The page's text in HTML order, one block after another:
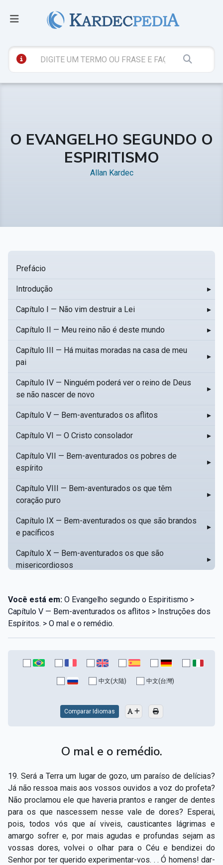
O EVANGELHO SEGUNDO O
ESPIRITISMO
Allan Kardec
Prefácio
Introdução ▸
Capítulo I — Não vim destruir a Lei ▸
Capítulo II — Meu reino não é deste mundo ▸
Capítulo III — Há muitas moradas na casa de meu
pai
▸
Capítulo IV — Ninguém poderá ver o reino de Deus
se não nascer de novo
▸
Capítulo V — Bem-aventurados os aflitos ▸
Capítulo VI — O Cristo consolador ▸
Capítulo VII — Bem-aventurados os pobres de
espírito
▸
Capítulo VIII — Bem-aventurados os que têm
coração puro
▸
Capítulo IX — Bem-aventurados os que são brandos
e pacíficos
▸
Capítulo X — Bem-aventurados os que são
misericordiosos
▸
Capítulo XII — Amai os vossos inimigos
Capítulo XIII — Não saiba a vossa mão esquerda o
que dê a vossa mão direita
Capítulo XIV — Honrai a vosso pai e a vossa mãe
Capítulo XV — Fora da caridade não há salvação
Capítulo XVIII — Muitos os chamados, poucos os
Capítulo XIX — A fé transporta montanhas ▸
Capítulo XX — Os trabalhadores da última hora ▸
Capítulo XXI — Haverá falsos cristos e falsos
profetas
Capítulo XXII — Não separareis o que Deus juntou ▸
Você está em: O Evangelho segundo o Espiritismo >
Capítulo V — Bem-aventurados os aflitos > Instruções dos
Espíritos. > O mal e o remédio.
中文(大陆) 中文(台灣)
Comparar Idiomas
O mal e o remédio.
19. Será a Terra um lugar de gozo, um paraíso de delícias?
Já não ressoa mais aos vossos ouvidos a voz do profeta?
Não proclamou ele que haveria prantos e ranger de dentes
para os que nascessem nesse vale de dores? Esperai,
pois, todos vós que aí viveis, causticantes lágrimas e
amargo sofrer e, por mais agudas e profundas sejam as
vossas dores, volvei o olhar para o Céu e bendizei do
Senhor por ter querido experimentar-vos. . . Ó homens! dar-